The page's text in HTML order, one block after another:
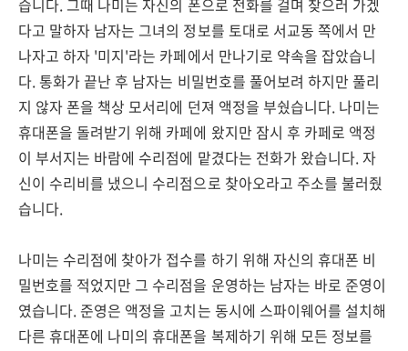
습니다. 그때 나미는 자신의 폰으로 전화를 걸며 찾으러 가겠
다고 말하자 남자는 그녀의 정보를 토대로 서교동 쪽에서 만
나자고 하자 '미지'라는 카페에서 만나기로 약속을 잡았습니
다. 통화가 끝난 후 남자는 비밀번호를 풀어보려 하지만 풀리
지 않자 폰을 책상 모서리에 던져 액정을 부쉈습니다. 나미는
휴대폰을 돌려받기 위해 카페에 왔지만 잠시 후 카페로 액정
이 부서지는 바람에 수리점에 맡겼다는 전화가 왔습니다. 자
신이 수리비를 냈으니 수리점으로 찾아오라고 주소를 불러줬
습니다.
나미는 수리점에 찾아가 접수를 하기 위해 자신의 휴대폰 비
밀번호를 적었지만 그 수리점을 운영하는 남자는 바로 준영이
였습니다. 준영은 액정을 고치는 동시에 스파이웨어를 설치해
다른 휴대폰에 나미의 휴대폰을 복제하기 위해 모든 정보를